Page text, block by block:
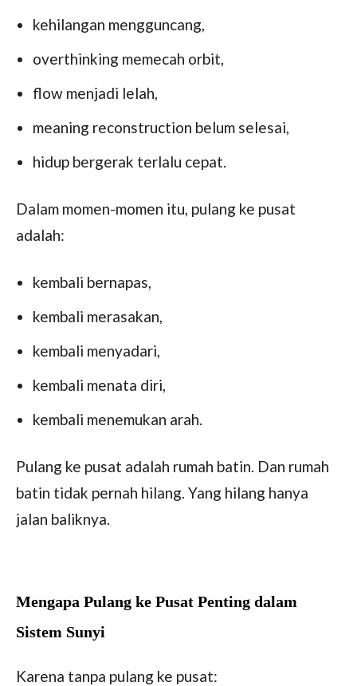
kehilangan mengguncang,
overthinking memecah orbit,
flow menjadi lelah,
meaning reconstruction belum selesai,
hidup bergerak terlalu cepat.
Dalam momen-momen itu, pulang ke pusat
adalah:
kembali bernapas,
kembali merasakan,
kembali menyadari,
kembali menata diri,
kembali menemukan arah.
Pulang ke pusat adalah rumah batin. Dan rumah
batin tidak pernah hilang. Yang hilang hanya
jalan baliknya.
Mengapa Pulang ke Pusat Penting dalam
Sistem Sunyi
Karena tanpa pulang ke pusat: